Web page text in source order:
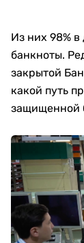
Из них 98%
банкноты.
закрытой
какой путь
защищенной